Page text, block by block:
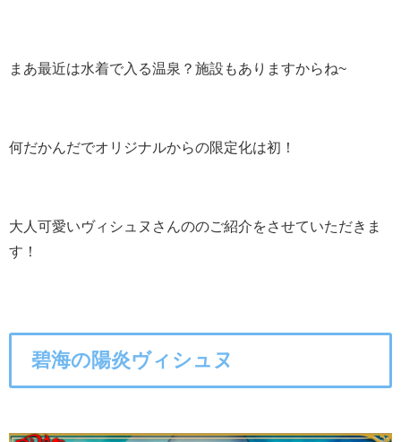
まあ最近は水着で入る温泉？施設もありますからね~
何だかんだでオリジナルからの限定化は初！
大人可愛いヴィシュヌさんののご紹介をさせていただきま
す！
碧海の陽炎ヴィシュヌ